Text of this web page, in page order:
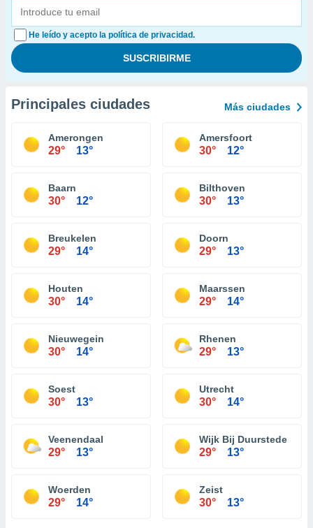
He leído y acepto la política de privacidad.
Principales ciudades Más ciudades
Amerongen
29° 13°
Amersfoort
30° 12°
Baarn
30° 12°
Bilthoven
30° 13°
Breukelen
29° 14°
Doorn
29° 13°
Houten
30° 14°
Maarssen
29° 14°
Nieuwegein
30° 14°
Rhenen
29° 13°
Soest
30° 13°
Utrecht
30° 14°
Veenendaal
29° 13°
Wijk Bij Duurstede
29° 13°
Woerden
29° 14°
Zeist
30° 13°